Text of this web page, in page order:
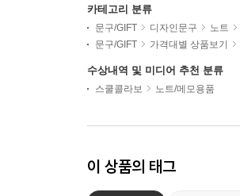
카테고리 분류
문구/GIFT 디자인문구 노트
문구/GIFT
가격대별 상품보기
수상내역 및 미디어 추천 분류
스쿨콜라보 노트/메모용품
이 상품의 태그